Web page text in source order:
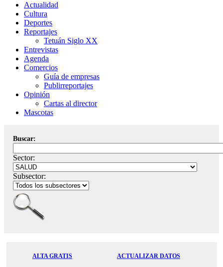
Actualidad
Cultura
Deportes
Reportajes
Tetuán Siglo XX
Entrevistas
Agenda
Comercios
Guía de empresas
Publirreportajes
Opinión
Cartas al director
Mascotas
Buscar:
Sector:
Subsector:
ALTA GRATIS ACTUALIZAR DATOS